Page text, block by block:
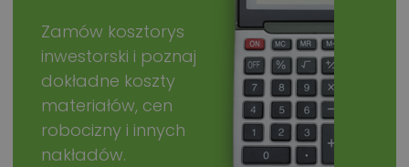
Zamów kosztorys
inwestorski i poznaj
dokładne koszty
materiałów, cen
robocizny i innych
nakładów.